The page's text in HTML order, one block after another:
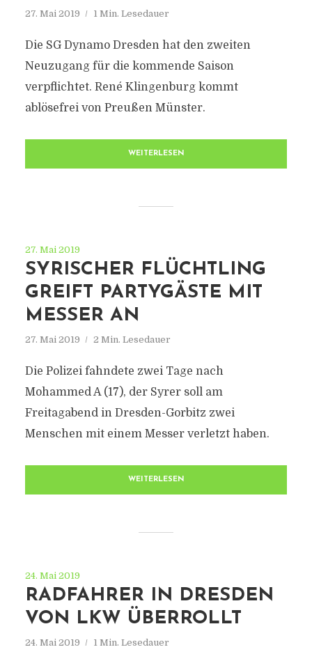
27. Mai 2019 1 Min. Lesedauer
Die SG Dynamo Dresden hat den zweiten
Neuzugang für die kommende Saison
verpflichtet. René Klingenburg kommt
ablösefrei von Preußen Münster.
WEITERLESEN
27. Mai 2019
SYRISCHER FLÜCHTLING
GREIFT PARTYGÄSTE MIT
MESSER AN
27. Mai 2019 2 Min. Lesedauer
Die Polizei fahndete zwei Tage nach
Mohammed A (17), der Syrer soll am
Freitagabend in Dresden-Gorbitz zwei
Menschen mit einem Messer verletzt haben.
WEITERLESEN
24. Mai 2019
RADFAHRER IN DRESDEN
VON LKW ÜBERROLLT
24. Mai 2019 1 Min. Lesedauer